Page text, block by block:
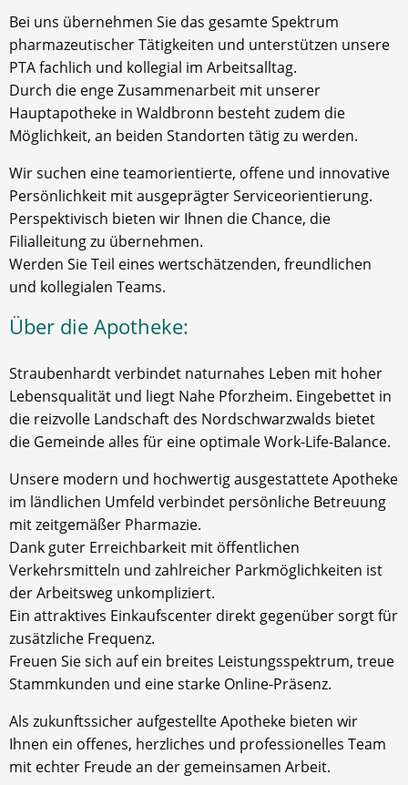
Bei uns übernehmen Sie das gesamte Spektrum
pharmazeutischer Tätigkeiten und unterstützen unsere
PTA fachlich und kollegial im Arbeitsalltag.
Durch die enge Zusammenarbeit mit unserer
Hauptapotheke in Waldbronn besteht zudem die
Möglichkeit, an beiden Standorten tätig zu werden.
Wir suchen eine teamorientierte, offene und innovative
Persönlichkeit mit ausgeprägter Serviceorientierung.
Perspektivisch bieten wir Ihnen die Chance, die
Filialleitung zu übernehmen.
Werden Sie Teil eines wertschätzenden, freundlichen
und kollegialen Teams.
Über die Apotheke:
Straubenhardt verbindet naturnahes Leben mit hoher
Lebensqualität und liegt Nahe Pforzheim. Eingebettet in
die reizvolle Landschaft des Nordschwarzwalds bietet
die Gemeinde alles für eine optimale Work-Life-Balance.
Unsere modern und hochwertig ausgestattete Apotheke
im ländlichen Umfeld verbindet persönliche Betreuung
mit zeitgemäßer Pharmazie.
Dank guter Erreichbarkeit mit öffentlichen
Verkehrsmitteln und zahlreicher Parkmöglichkeiten ist
der Arbeitsweg unkompliziert.
Ein attraktives Einkaufscenter direkt gegenüber sorgt für
zusätzliche Frequenz.
Freuen Sie sich auf ein breites Leistungsspektrum, treue
Stammkunden und eine starke Online-Präsenz.
Als zukunftssicher aufgestellte Apotheke bieten wir
Ihnen ein offenes, herzliches und professionelles Team
mit echter Freude an der gemeinsamen Arbeit.